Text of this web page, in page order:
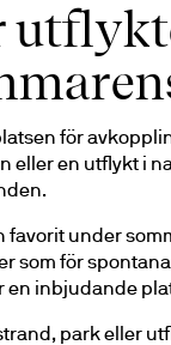
för
eller en utflykt i
under
som för
inbjudande
park eller